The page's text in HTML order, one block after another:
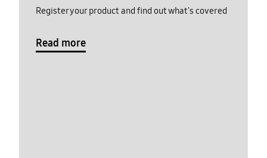
Register your product and find out what's covered
Read more